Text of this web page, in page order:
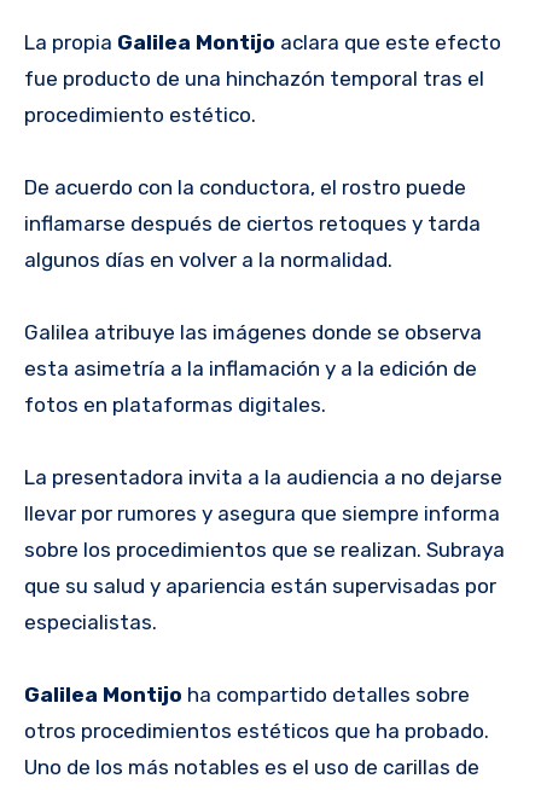
La propia Galilea Montijo aclara que este efecto
fue producto de una hinchazón temporal tras el
procedimiento estético.
De acuerdo con la conductora, el rostro puede
inflamarse después de ciertos retoques y tarda
algunos días en volver a la normalidad.
Galilea atribuye las imágenes donde se observa
esta asimetría a la inflamación y a la edición de
fotos en plataformas digitales.
La presentadora invita a la audiencia a no dejarse
llevar por rumores y asegura que siempre informa
sobre los procedimientos que se realizan. Subraya
que su salud y apariencia están supervisadas por
especialistas.
Galilea Montijo ha compartido detalles sobre
otros procedimientos estéticos que ha probado.
Uno de los más notables es el uso de carillas de